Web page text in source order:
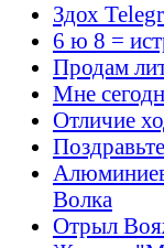
Здох
6 ю 8 =
Продам
Мне
Отличие
Волка
Отрыл